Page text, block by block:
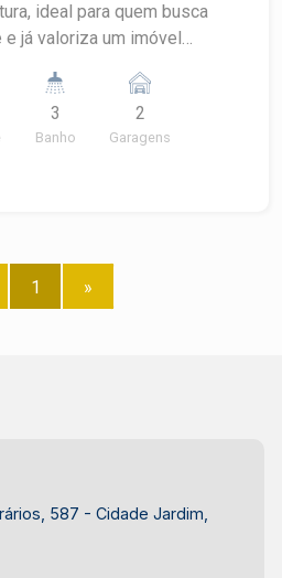
ideal para quem busca
já valoriza um imóvel
e soluções que
futuras instalações.
já passados (sistema
o seu projeto. Aceita
3
Banho
2
Garagens
1 »
587 - Cidade Jardim,